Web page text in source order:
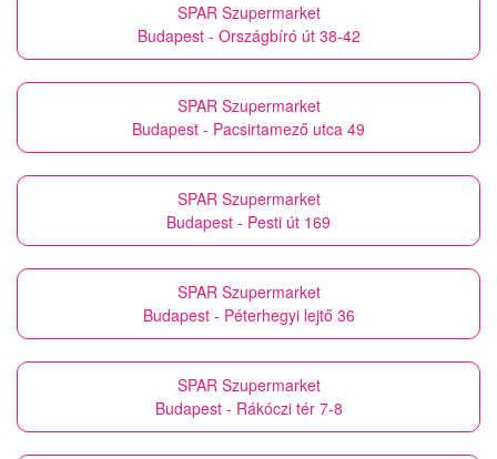
SPAR Szupermarket
Budapest - Országbíró út 38-42
SPAR Szupermarket
Budapest - Pacsirtamező utca 49
SPAR Szupermarket
Budapest - Pesti út 169
SPAR Szupermarket
Budapest - Péterhegyi lejtő 36
SPAR Szupermarket
Budapest - Rákóczi tér 7-8